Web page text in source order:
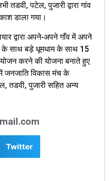
तडवी, पटेल, पुजारी द्वारा गांव
डाला गया।
द्वारा अपने-अपने गाँव में अपने
के साथ बड़े धूमधाम के साथ 15
करने की योजना बनाते हुए
में जनजाति विकास मंच के
तडवी, पुजारी सहित अन्य
Twitter